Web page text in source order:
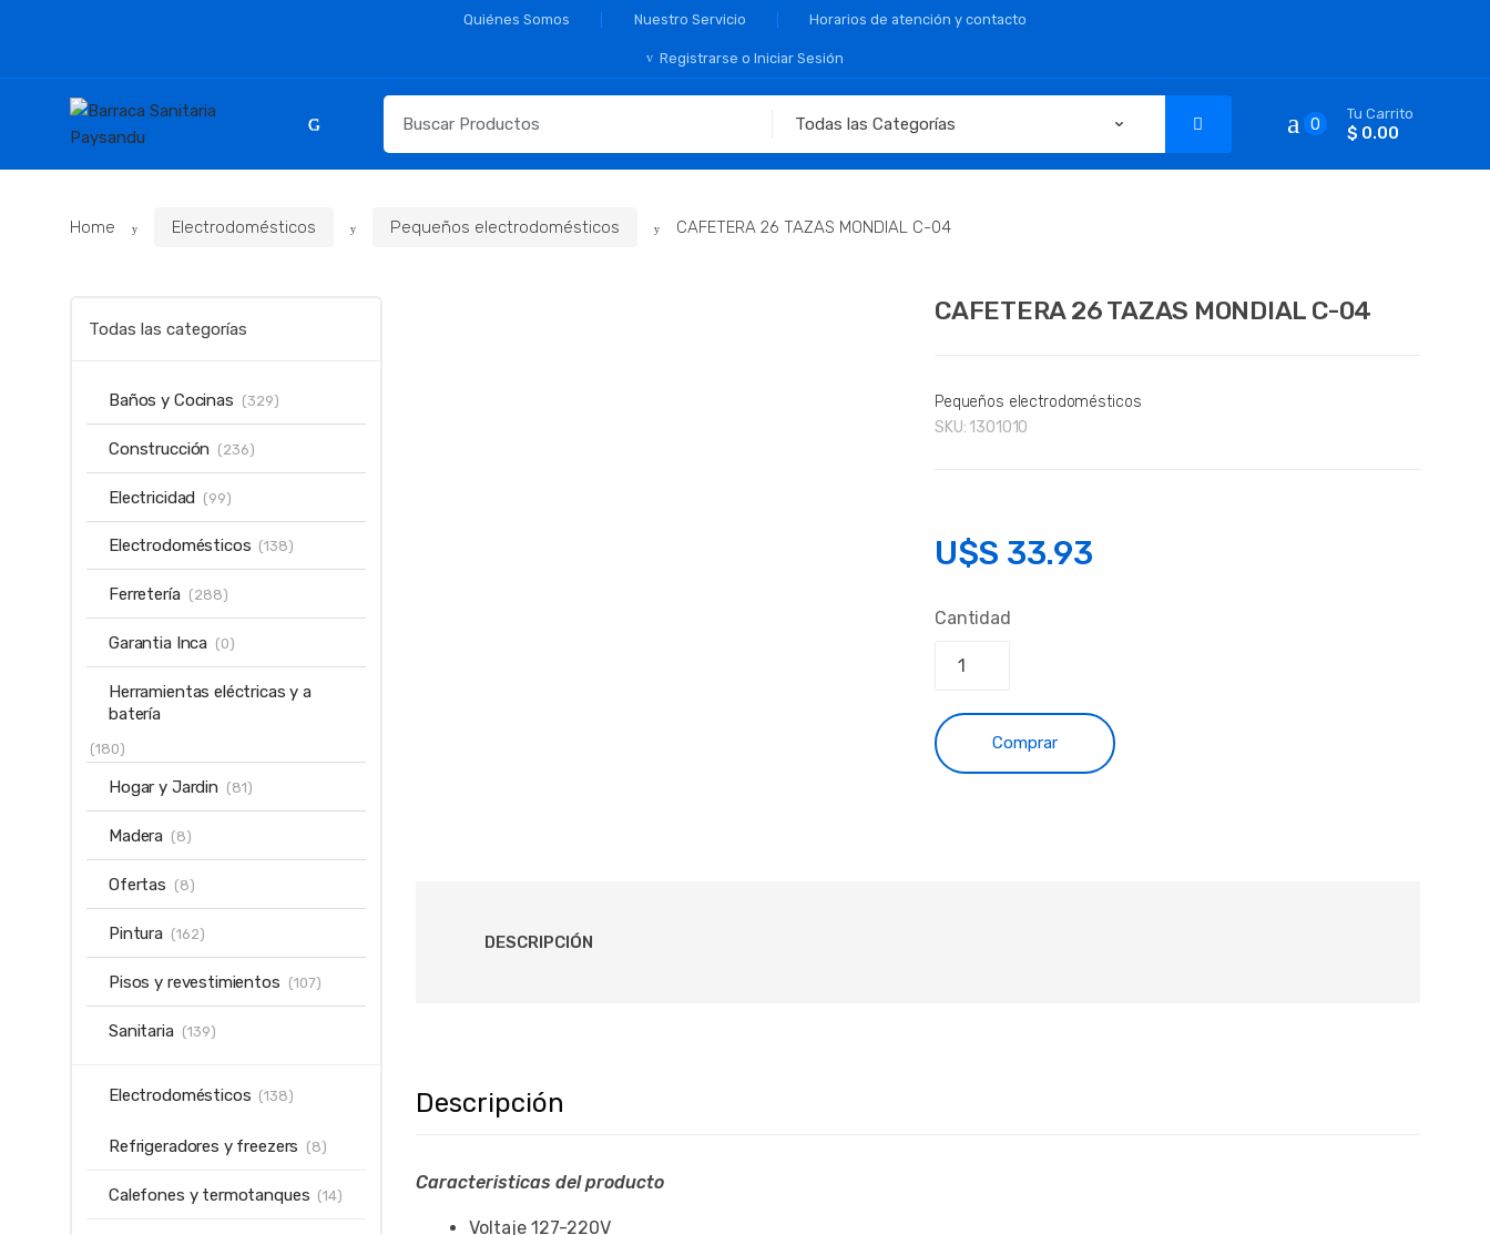
Quiénes Somos Nuestro Servicio Horarios de atención y contacto
Registrarse o Iniciar Sesión
para:
0
Tu Carrito
$ 0.00
Home Electrodomésticos Pequeños electrodomésticos CAFETERA 26 TAZAS MONDIAL C-04
CAFETERA 26 TAZAS MONDIAL C-04
Pequeños electrodomésticos
SKU: 1301010
U$S 33.93
Cantidad
Comprar
DESCRIPCIÓN
Descripción
Caracteristicas del producto
Voltaje 127-220V
Todas las categorías
Baños y Cocinas (329)
Construcción (236)
Electricidad (99)
Electrodomésticos (138)
Ferretería (288)
Garantia Inca (0)
Herramientas eléctricas y a
batería
(180)
Hogar y Jardin (81)
Madera (8)
Ofertas (8)
Pintura (162)
Pisos y revestimientos (107)
Sanitaria (139)
Electrodomésticos (138)
Refrigeradores y freezers (8)
Calefones y termotanques (14)